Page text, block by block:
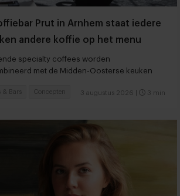
Prut in Arnhem staat iedere
andere koffie op het menu
specialty coffees worden
met de Midden-Oosterse keuken
3 augustus 2026 3 min
& Bars Concepten